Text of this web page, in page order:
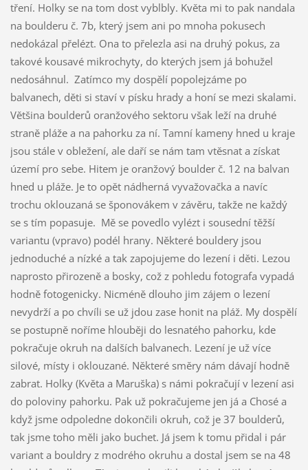
tření. Holky se na tom dost vyblbly. Květa mi to pak nandala
na boulderu č. 7b, který jsem ani po mnoha pokusech
nedokázal přelézt. Ona to přelezla asi na druhý pokus, za
takové kousavé mikrochyty, do kterých jsem já bohužel
nedosáhnul. Zatímco my dospělí popolejzáme po
balvanech, děti si staví v písku hrady a honí se mezi skalami.
Většina boulderů oranžového sektoru však leží na druhé
straně pláže a na pahorku za ní. Tamní kameny hned u kraje
jsou stále v obležení, ale daří se nám tam vtěsnat a získat
území pro sebe. Hitem je oranžový boulder č. 12 na balvan
hned u pláže. Je to opět nádherná vyvažovačka a navíc
trochu oklouzaná se šponovákem v závěru, takže ne každý
se s tím popasuje. Mě se povedlo vylézt i sousední těžší
variantu (vpravo) podél hrany. Některé bouldery jsou
jednoduché a nízké a tak zapojujeme do lezení i děti. Lezou
naprosto přirozeně a bosky, což z pohledu fotografa vypadá
hodně fotogenicky. Nicméně dlouho jim zájem o lezení
nevydrží a po chvíli se už jdou zase honit na pláž. My dospělí
se postupně noříme hlouběji do lesnatého pahorku, kde
pokračuje okruh na dalších balvanech. Lezení je už více
silové, místy i oklouzané. Některé směry nám dávají hodně
zabrat. Holky (Květa a Maruška) s námi pokračují v lezení asi
do poloviny pahorku. Pak už pokračujeme jen já a Chosé a
když jsme odpoledne dokončili okruh, což je 37 boulderů,
tak jsme toho měli jako buchet. Já jsem k tomu přidal i pár
variant a bouldry z modrého okruhu a dostal jsem se na 48